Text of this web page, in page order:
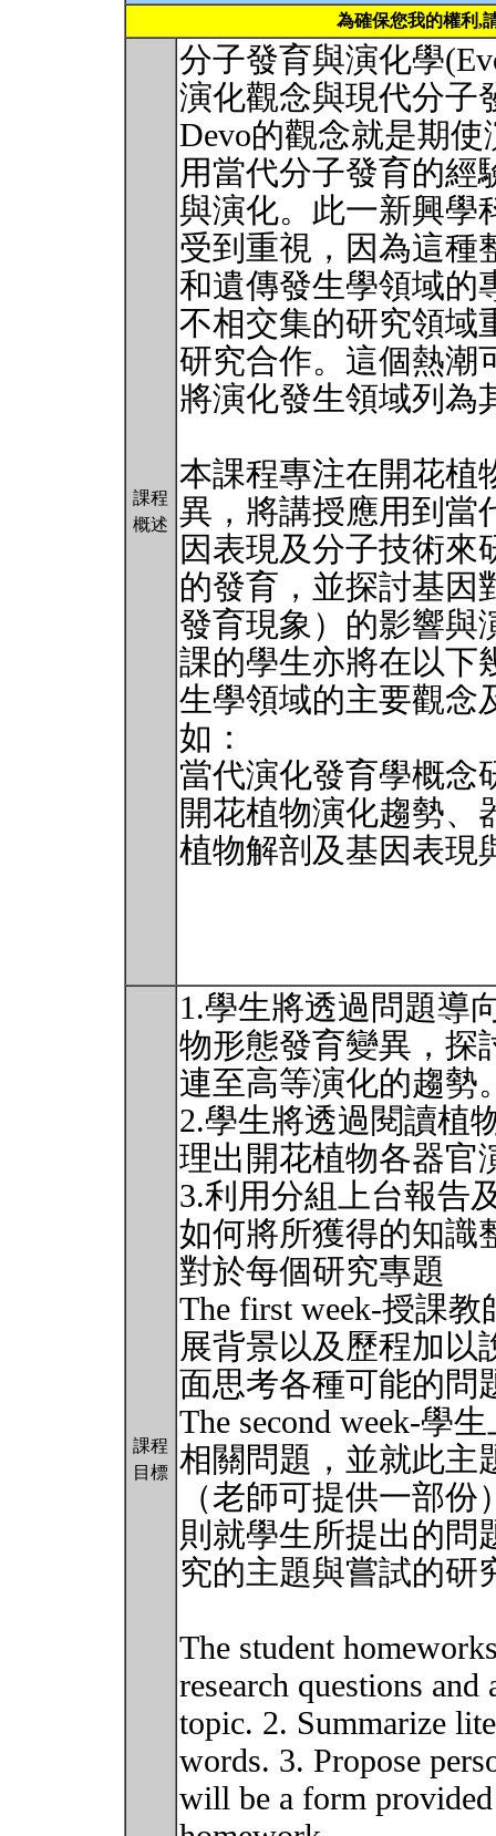
為確保您我的權利,
課程
概述
分子發育與演化學
演化觀念與現代分子
Devo的觀念就是期
用當代分子發育的經
與演化。此一新興學
受到重視，因為這種
和遺傳發生學領域的
不相交集的研究領域
研究合作。這個熱潮
將演化發生領域列為
本課程專注在開花植
異，將講授應用到當
因表現及分子技術來
的發育，並探討基因
發育現象）的影響與
課的學生亦將在以下
生學領域的主要觀念
如：
當代演化發育學概念
開花植物演化趨勢、
植物解剖及基因表現
課程
目標
1.學生將透過問題導
物形態發育變異，探
連至高等演化的趨勢
2.學生將透過閱讀植
理出開花植物各器官
3.利用分組上台報告
如何將所獲得的知識
對於每個研究專題
The first week-授課
展背景以及歷程加以
面思考各種可能的問
The second week-學
相關問題，並就此主
（老師可提供一部
則就學生所提出的問
究的主題與嘗試的研
The student
research questions
topic. 2. Summarize
words. 3. Propose
will be a form